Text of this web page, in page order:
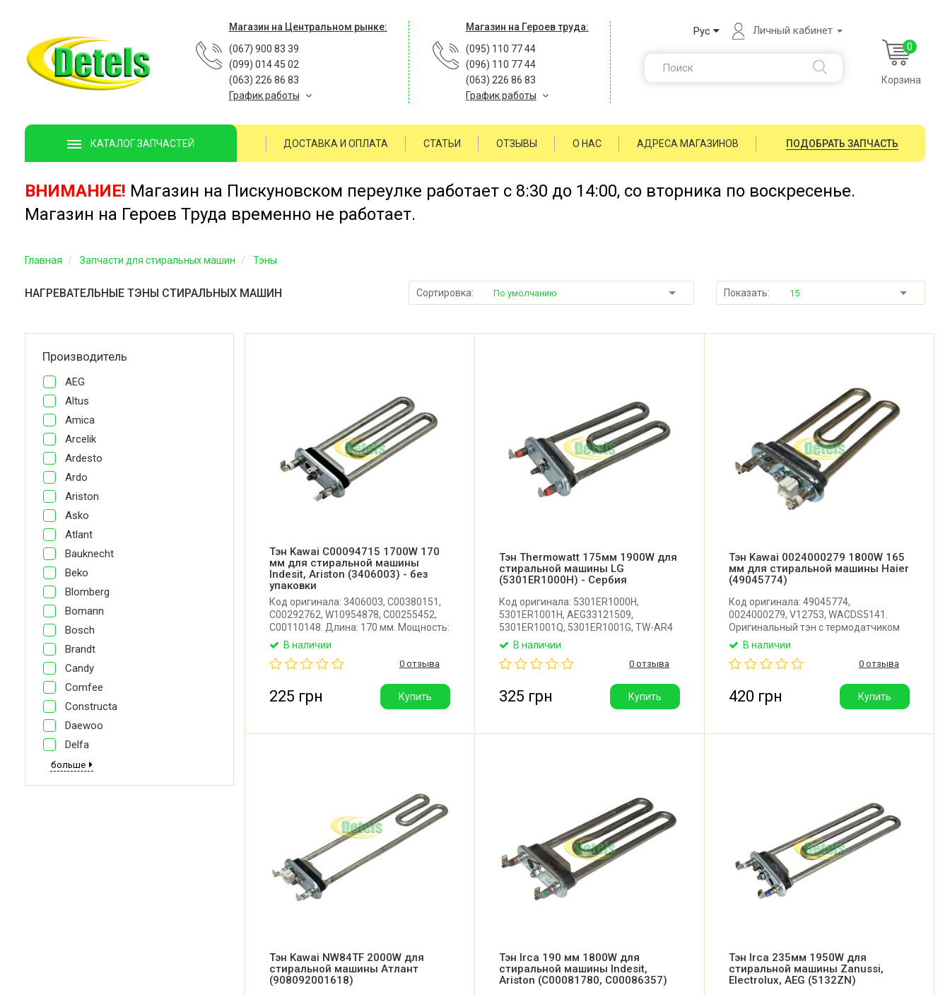
Магазин на Центральном рынке:
(067) 900 83 39
(099) 014 45 02
(063) 226 86 83
График работы
Магазин на Героев труда:
(095) 110 77 44
(096) 110 77 44
(063) 226 86 83
График работы
Рус Личный кабинет
0
Корзина
КАТАЛОГ ЗАПЧАСТЕЙ ДОСТАВКА И ОПЛАТА СТАТЬИ ОТЗЫВЫ О НАС АДРЕСА МАГАЗИНОВ ПОДОБРАТЬ ЗАПЧАСТЬ
ВНИМАНИЕ! Магазин на Пискуновском переулке работает с 8:30 до 14:00, со вторника по воскресенье.
Магазин на Героев Труда временно не работает.
Главная Запчасти для стиральных машин Тэны
НАГРЕВАТЕЛЬНЫЕ ТЭНЫ СТИРАЛЬНЫХ МАШИН Сортировка: По умолчанию Показать: 15
Производитель
AEG
Altus
Amica
Arcelik
Ardesto
Ardo
Ariston
Asko
Atlant
Bauknecht
Beko
Blomberg
Bomann
Bosch
Brandt
Candy
Comfee
Constructa
Daewoo
Delfa
больше
Тэн Kawai C00094715 1700W 170
мм для стиральной машины
Indesit, Ariston (3406003) - без
упаковки
Код оригинала: 3406003, C00380151,
C00292762, W10954878, C00255452,
C00110148. Длина: 170 мм. Мощность:
1700W. Имеет отверстие под
термодатчик. Производитель: Kawai
(Китай).
В наличии
0 отзыва
225 грн Купить
Тэн Thermowatt 175мм 1900W для
стиральной машины LG
(5301ER1000H) - Сербия
Код оригинала: 5301ER1000H,
5301ER1001H, AEG33121509,
5301ER1001Q, 5301ER1001G, TW-AR4
LB1DAB 000LG. Длина: 175 мм.
Мощность: 1900W. Без отверстия под
термодатчик. Производитель:
В наличии
0 отзыва
325 грн Купить
Тэн Kawai 0024000279 1800W 165
мм для стиральной машины Haier
(49045774)
Код оригинала: 49045774,
0024000279, V12753, WACDS5141.
Оригинальный тэн с термодатчиком
для стиральной машины Haier. Длина:
165 мм. Мощность: 1800W.
Производитель: Kawai (Китай).
В наличии
0 отзыва
420 грн Купить
Тэн Kawai NW84TF 2000W для
стиральной машины Атлант
(908092001618)
Тэн Irca 190 мм 1800W для
стиральной машины Indesit,
Ariston (C00081780, C00086357)
Тэн Irca 235мм 1950W для
стиральной машины Zanussi,
Electrolux, AEG (5132ZN)